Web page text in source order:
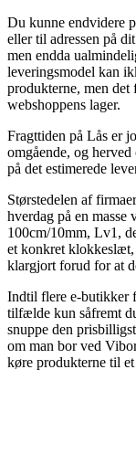
Du kunne endvidere
eller til adressen på
men endda
leveringsmodel kan
produkterne, men
webshoppens lager.
Fragttiden på Lås er
omgående, og
på det estimerede
Størstedelen af
hverdag på en masse
100cm/10mm, Lv1,
et konkret klokkeslæt,
klargjort forud for at
Indtil flere e-butikker
tilfælde kun såfremt
snuppe den
om man bor ved
køre produkterne til